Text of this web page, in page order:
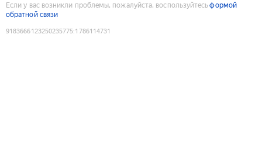
Если у вас возникли проблемы, пожалуйста, воспользуйтесьформой
обратной связи
9183666123250235775:1786114731